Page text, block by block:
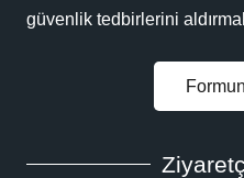
güvenlik tedbirlerini